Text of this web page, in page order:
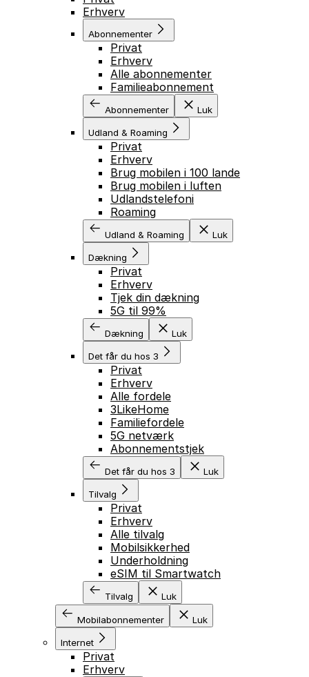
Erhverv
Abonnementer
Privat
Erhverv
Alle abonnementer
Familieabonnement
Abonnementer Luk
Udland & Roaming
Privat
Erhverv
Brug mobilen i 100 lande
Brug mobilen i luften
Udlandstelefoni
Roaming
Udland & Roaming Luk
Dækning
Privat
Erhverv
Tjek din dækning
5G til 99%
Dækning Luk
Det får du hos 3
Privat
Erhverv
Alle fordele
3LikeHome
Familiefordele
5G netværk
Abonnementstjek
Det får du hos 3 Luk
Tilvalg
Privat
Erhverv
Alle tilvalg
Mobilsikkerhed
Underholdning
eSIM til Smartwatch
Tilvalg Luk
Mobilabonnementer Luk
Internet
Privat
Erhverv